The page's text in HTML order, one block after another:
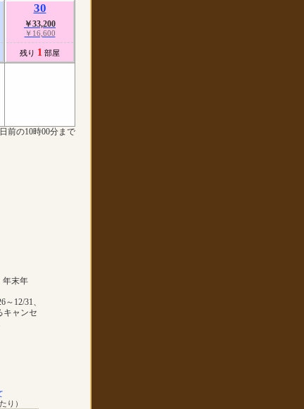
30
￥33,200
￥16,600
残り 1 部屋
前の10時00分まで
年末年
12/31、
キャンセ
り）